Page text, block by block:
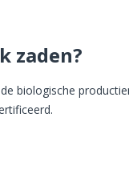
zaden?
biologische